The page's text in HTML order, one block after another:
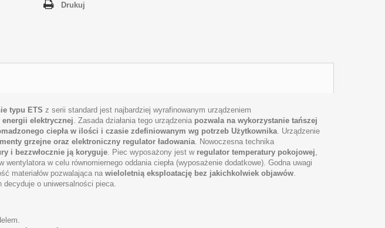
Drukuj
typu ETS z serii standard jest najbardziej wyrafinowanym urządzeniem
elektrycznej. Zasada działania tego urządzenia pozwala na wykorzystanie tańszej
ciepła w ilości i czasie zdefiniowanym wg potrzeb Użytkownika. Urządzenie
grzejne oraz elektroniczny regulator ładowania. Nowoczesna technika
i bezzwłocznie ją koryguje. Piec wyposażony jest w regulator temperatury pokojowej,
w celu równomiernego oddania ciepła (wyposażenie dodatkowe). Godna uwagi
materiałów pozwalająca na wieloletnią eksploatację bez jakichkolwiek objawów.
decyduje o uniwersalności pieca.